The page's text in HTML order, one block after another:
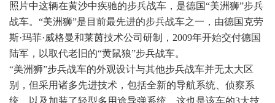
照片中这辆在黄沙中疾驰的步兵战车，是德国“美洲狮”步兵
战车。“美洲狮”是目前最先进的步兵战车之一，由德国克劳
斯·玛菲·威格曼和莱茵技术公司研制，2009年开始交付德国
陆军，以取代老旧的“黄鼠狼”步兵战车。
“美洲狮”步兵战车的外观设计与其他步兵战车并无太大区
别，但采用诸多先进技术，包括全新的导航系统、侦察系